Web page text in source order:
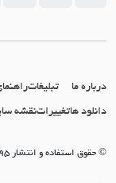
درباره ما تبلیغات
دانلود هاتغییراتنقشه
© حقوق استفاده و انتشار 1395 - 1405, سامانه جامع املاک و مشاورین املاک (سامانه جاما)